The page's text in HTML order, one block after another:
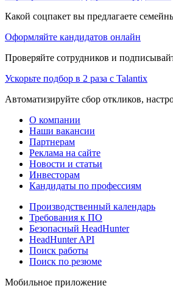
Какой соцпакет вы предлагаете
Оформляйте кандидатов онлайн
Проверяйте сотрудников и
Ускорьте подбор в 2 раза с Talantix
Автоматизируйте сбор откликов,
О компании
Наши вакансии
Партнерам
Реклама на сайте
Новости и статьи
Инвесторам
Кандидаты по профессиям
Производственный календарь
Требования к ПО
Безопасный HeadHunter
HeadHunter API
Поиск работы
Поиск по резюме
Мобильное приложение